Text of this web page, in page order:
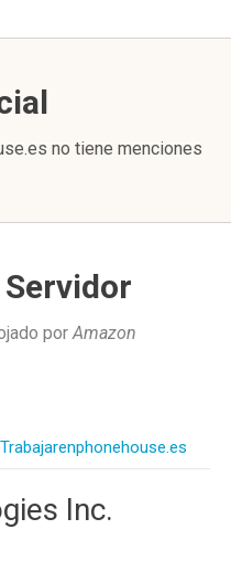
no tiene menciones
porAmazon
Inc.